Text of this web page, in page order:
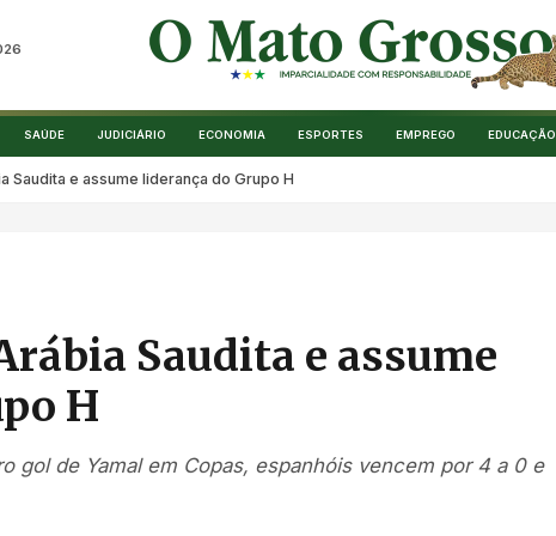
SAÚDE JUDICIÁRIO ECONOMIA ESPORTES EMPREGO EDUCAÇÃO
Saudita e assume liderança do Grupo H
Saudita e assume
H
gol de Yamal em Copas, espanhóis vencem por 4 a 0 e